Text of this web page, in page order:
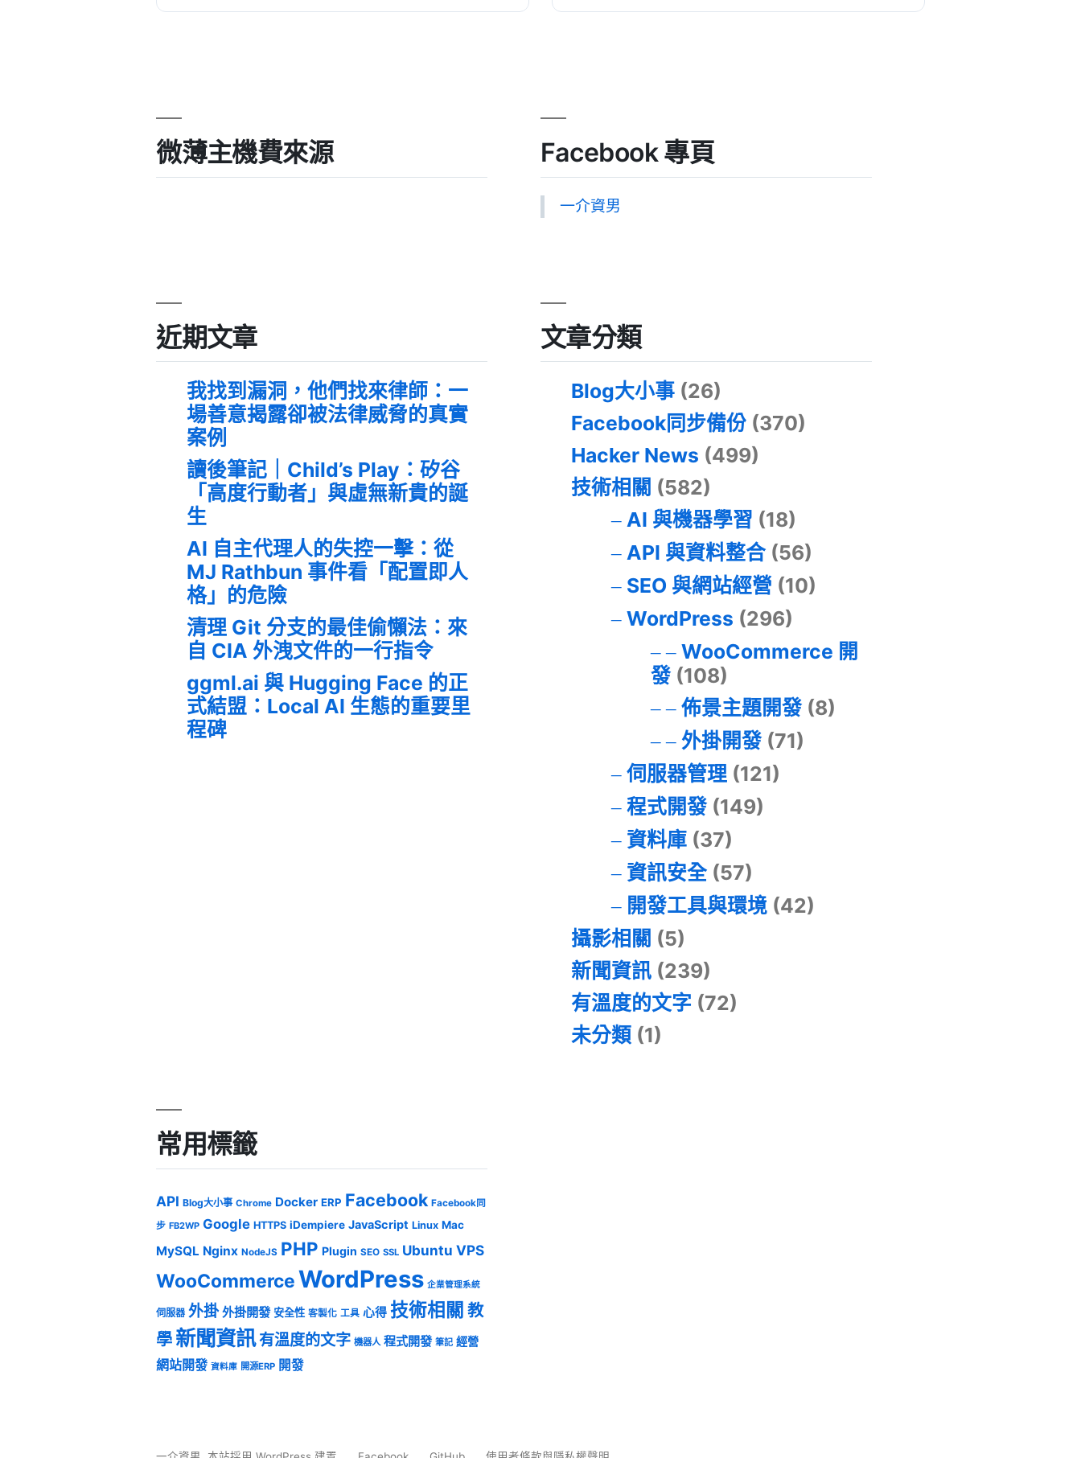
微薄主機費來源 Facebook 專頁
一介資男
近期文章
我找到漏洞，他們找來律師：一
場善意揭露卻被法律威脅的真實
案例
讀後筆記｜Child’s Play：矽谷
「高度行動者」與虛無新貴的誕
生
AI 自主代理人的失控一擊：從
MJ Rathbun 事件看「配置即人
格」的危險
清理 Git 分支的最佳偷懶法：來
自 CIA 外洩文件的一行指令
ggml.ai 與 Hugging Face 的正
式結盟：Local AI 生態的重要里
程碑
文章分類
Blog大小事 (26)
Facebook同步備份 (370)
Hacker News (499)
技術相關 (582)
AI 與機器學習 (18)
API 與資料整合(56)
SEO 與網站經營 (10)
WordPress (296)
WooCommerce 開
發(108)
佈景主題開發(8)
外掛開發(71)
伺服器管理(121)
程式開發(149)
資料庫(37)
資訊安全(57)
開發工具與環境(42)
攝影相關 (5)
新聞資訊 (239)
有溫度的文字 (72)
未分類 (1)
常用標籤
API Blog大小事 Chrome Docker ERP Facebook Facebook同
步 FB2WP Google HTTPS iDempiere JavaScript Linux Mac
MySQL Nginx NodeJS PHP Plugin SEO SSL Ubuntu VPS
WooCommerceWordPress 企業管理系統
伺服器 外掛 外掛開發 安全性 客製化 工具 心得 技術相關 教
學 新聞資訊有溫度的文字 機器人 程式開發 筆記 經營
網站開發 資料庫 開源ERP 開發